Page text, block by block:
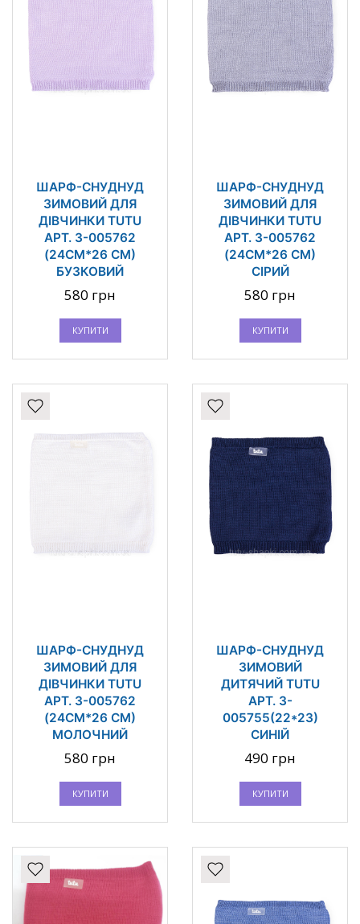
ШАРФ-СНУДНУД
ЗИМОВИЙ ДЛЯ
ДІВЧИНКИ TUTU
АРТ. 3-005762
(24СМ*26 СМ)
БУЗКОВИЙ
580 грн
КУПИТИ
ШАРФ-СНУДНУД
ЗИМОВИЙ ДЛЯ
ДІВЧИНКИ TUTU
АРТ. 3-005762
(24СМ*26 СМ)
СІРИЙ
580 грн
КУПИТИ
ШАРФ-СНУДНУД
ЗИМОВИЙ ДЛЯ
ДІВЧИНКИ TUTU
АРТ. 3-005762
(24СМ*26 СМ)
МОЛОЧНИЙ
580 грн
КУПИТИ
ШАРФ-СНУДНУД
ЗИМОВИЙ
ДИТЯЧИЙ TUTU
АРТ. 3-
005755(22*23)
СИНІЙ
490 грн
КУПИТИ